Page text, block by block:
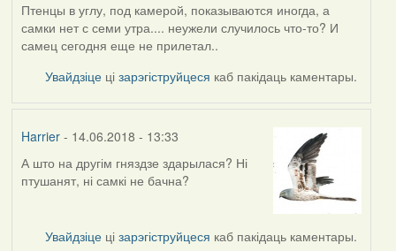
Птенцы в углу, под камерой, показываются иногда, а
самки нет с семи утра.... неужели случилось что-то? И
самец сегодня еще не прилетал..
Увайдзіце цізарэгіструйцеся каб пакідаць каментары.
Harrier- 14.06.2018 - 13:33
А што на другім гняздзе здарылася? Ні
птушанят, ні самкі не бачна?
Увайдзіце цізарэгіструйцеся каб пакідаць каментары.